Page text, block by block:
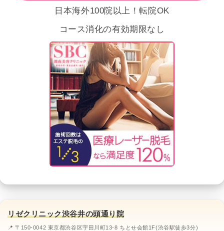
日本海外100院以上！転院OK
コース消化の有効期限なし
リゼクリニック渋谷井の頭通り院
📍 〒150-0042 東京都渋谷区宇田川町13-8 ちとせ会館1F(渋谷駅徒歩3分)